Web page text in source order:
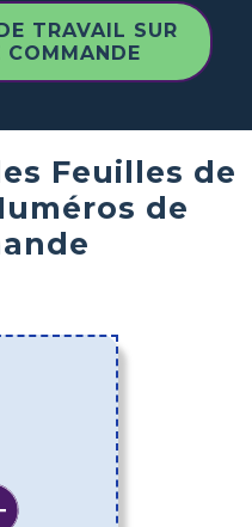
TRAVAIL SUR
COMMANDE
Feuilles de
de